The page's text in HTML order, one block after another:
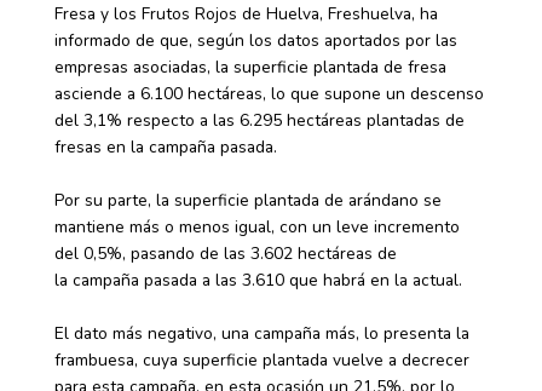
Fresa y los Frutos Rojos de Huelva, Freshuelva, ha
informado de que, según los datos aportados por las
empresas asociadas, la superficie plantada de fresa
asciende a 6.100 hectáreas, lo que supone un descenso
del 3,1% respecto a las 6.295 hectáreas plantadas de
fresas en la campaña pasada.
Por su parte, la superficie plantada de arándano se
mantiene más o menos igual, con un leve incremento
del 0,5%, pasando de las 3.602 hectáreas de
la campaña pasada a las 3.610 que habrá en la actual.
El dato más negativo, una campaña más, lo presenta la
frambuesa, cuya superficie plantada vuelve a decrecer